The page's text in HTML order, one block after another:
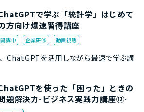
で学ぶ「統計学」はじめて
方向け爆速習得講座
開講中 企業研修 動画視聴
ChatGPTを活用しながら最速で学ぶ講
を使った「困った」ときの
題解決力-ビジネス実践力講座⑫-